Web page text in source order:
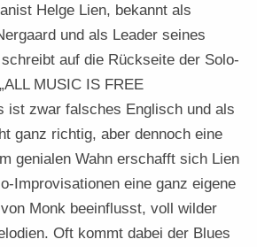
Helge Lien, bekannt als
und als Leader seines
auf die Rückseite der Solo-
MUSIC IS FREE
ist zwar falsches Englisch und als
ganz richtig, aber dennoch eine
genialen Wahn erschafft sich Lien
Improvisationen eine ganz eigene
Monk beeinflusst, voll wilder
Oft kommt dabei der Blues